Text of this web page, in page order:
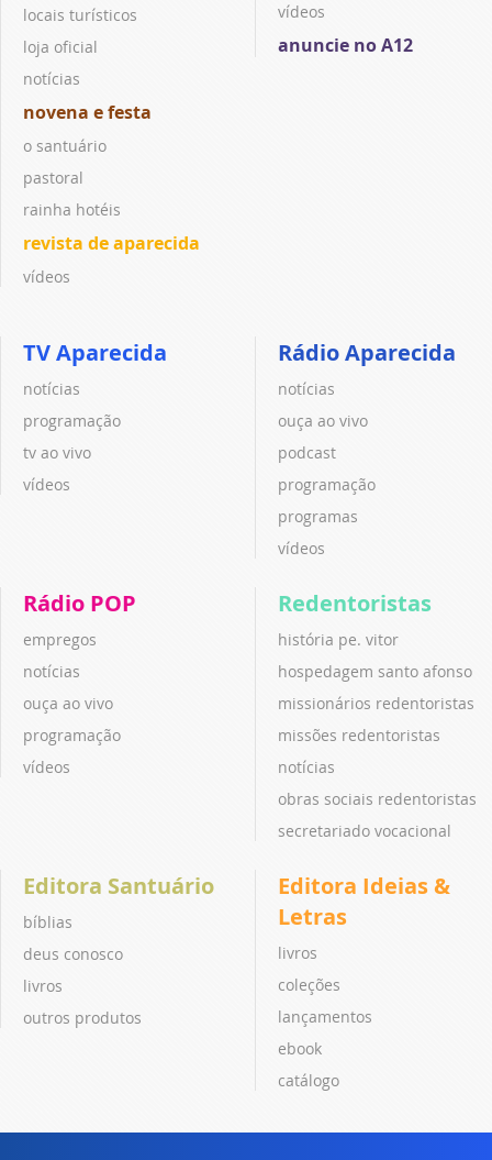
locais turísticos
loja oficial
notícias
novena e festa
o santuário
pastoral
rainha hotéis
revista de aparecida
vídeos
vídeos
anuncie no A12
TV Aparecida
notícias
programação
tv ao vivo
vídeos
Rádio Aparecida
notícias
ouça ao vivo
podcast
programação
programas
vídeos
Rádio POP
empregos
notícias
ouça ao vivo
programação
vídeos
Redentoristas
história pe. vitor
hospedagem santo afonso
missionários redentoristas
missões redentoristas
notícias
obras sociais redentoristas
secretariado vocacional
Editora Santuário
bíblias
deus conosco
livros
outros produtos
Editora Ideias &
Letras
livros
coleções
lançamentos
ebook
catálogo